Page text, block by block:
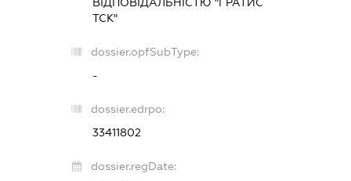
ВІДПОВІДАЛЬНІСТЮ "ГРАТИС
ТСК"
dossier.opfSubType:
-
dossier.edrpo:
33411802
dossier.regDate: